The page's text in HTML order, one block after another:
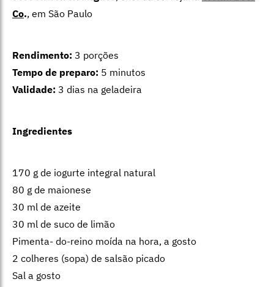
Co., em São Paulo
Rendimento: 3 porções
Tempo de preparo: 5 minutos
Validade: 3 dias na geladeira
Ingredientes
170 g de iogurte integral natural
80 g de maionese
30 ml de azeite
30 ml de suco de limão
Pimenta- do-reino moída na hora, a gosto
2 colheres (sopa) de salsão picado
Sal a gosto